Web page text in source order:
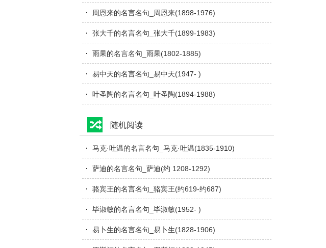
周恩来的名言名句_周恩来(1898-1976)
张大千的名言名句_张大千(1899-1983)
雨果的名言名句_雨果(1802-1885)
易中天的名言名句_易中天(1947- )
叶圣陶的名言名句_叶圣陶(1894-1988)
随机阅读
马克·吐温的名言名句_马克·吐温(1835-1910)
萨迪的名言名句_萨迪(约 1208-1292)
骆宾王的名言名句_骆宾王(约619-约687)
毕淑敏的名言名句_毕淑敏(1952- )
易卜生的名言名句_易卜生(1828-1906)